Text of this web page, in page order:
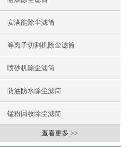
安满能除尘滤筒
等离子切割机除尘滤筒
喷砂机除尘滤筒
防油防水除尘滤筒
锰粉回收除尘滤筒
查看更多 >>